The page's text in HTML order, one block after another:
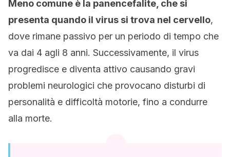
Meno comune è la panencefalite, che si
presenta quando il virus si trova nel cervello,
dove rimane passivo per un periodo di tempo che
va dai 4 agli 8 anni. Successivamente, il virus
progredisce e diventa attivo causando gravi
problemi neurologici che provocano disturbi di
personalità e difficoltà motorie, fino a condurre
alla morte.